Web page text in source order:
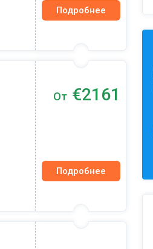
Подробнее
От €2161
Подробнее